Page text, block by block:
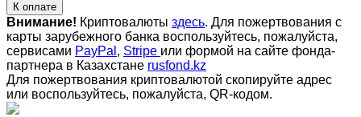
К оплате
Внимание! Криптовалюты здесь. Для пожертвования с
карты зарубежного банка воспользуйтесь, пожалуйста,
сервисами PayPal , Stripe или формой на сайте фонда-
партнера в Казахстане rusfond.kz
Для пожертвования криптовалютой скопируйте адрес
или воспользуйтесь, пожалуйста, QR-кодом.